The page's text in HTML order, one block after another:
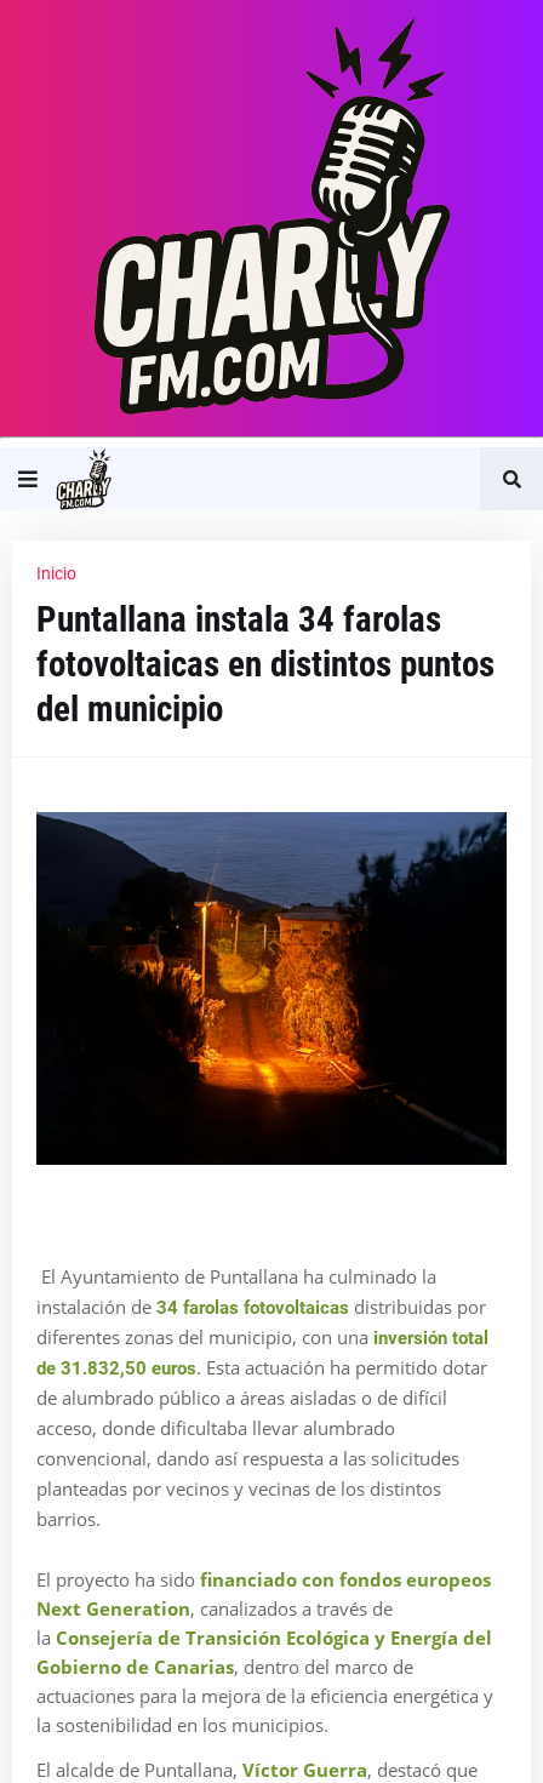
Inicio
Puntallana instala 34 farolas
fotovoltaicas en distintos puntos
del municipio
El Ayuntamiento de Puntallana ha culminado la
instalación de 34 farolas fotovoltaicas distribuidas por
diferentes zonas del municipio, con una inversión total
de 31.832,50 euros. Esta actuación ha permitido dotar
de alumbrado público a áreas aisladas o de difícil
acceso, donde dificultaba llevar alumbrado
convencional, dando así respuesta a las solicitudes
planteadas por vecinos y vecinas de los distintos
barrios.
El proyecto ha sido financiado con fondos europeos
Next Generation, canalizados a través de
la Consejería de Transición Ecológica y Energía del
Gobierno de Canarias, dentro del marco de
actuaciones para la mejora de la eficiencia energética y
la sostenibilidad en los municipios.
El alcalde de Puntallana, Víctor Guerra, destacó que